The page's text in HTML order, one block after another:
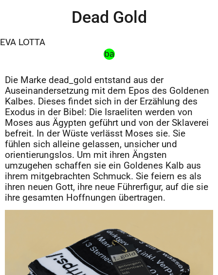
Dead Gold
EVA LOTTA
ba
Die Marke dead_gold entstand aus der
Auseinandersetzung mit dem Epos des Goldenen
Kalbes. Dieses findet sich in der Erzählung des
Exodus in der Bibel: Die Israeliten werden von
Moses aus Ägypten geführt und von der Sklaverei
befreit. In der Wüste verlässt Moses sie. Sie
fühlen sich alleine gelassen, unsicher und
orientierungslos. Um mit ihren Ängsten
umzugehen schaffen sie ein Goldenes Kalb aus
ihrem mitgebrachten Schmuck. Sie feiern es als
ihren neuen Gott, ihre neue Führerfigur, auf die sie
ihre gesamten Hoffnungen übertragen.